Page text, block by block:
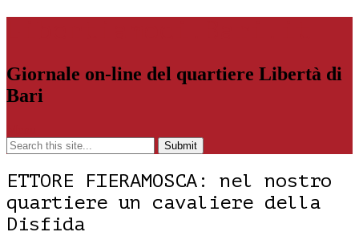
Giornale on-line del quartiere Libertà di
Bari
ETTORE FIERAMOSCA: nel nostro
quartiere un cavaliere della
Disfida